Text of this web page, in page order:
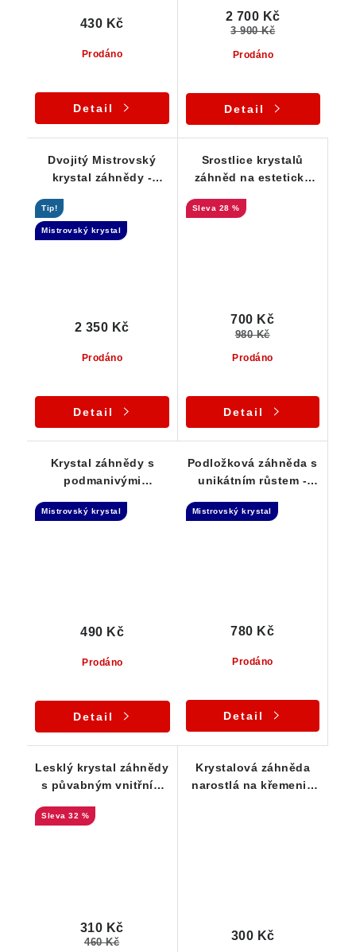
Prodáno
430 Kč
Detail
Prodáno
2 700 Kč
3 900 Kč
Detail
Dvojitý Mistrovský
krystal záhnědy -
Tip!
Mistrovský krystal
Prodáno
2 350 Kč
Detail
Srostlice krystalů
záhněd na estetické
albitem, muskovitem a
28 %
Prodáno
700 Kč
980 Kč
Detail
Krystal záhnědy s
podmanivými
Náznak Elestialu
Mistrovský krystal
Prodáno
490 Kč
Detail
Podložková záhněda s
unikátním růstem -
Mistrovský krystal
Prodáno
780 Kč
Detail
Lesklý krystal záhnědy
s půvabným vnitřním
32 %
310 Kč
460 Kč
Krystalová záhněda
narostlá na křemeni -
300 Kč